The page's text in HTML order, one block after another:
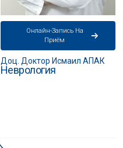
Онлайн-Запись На
Приём
Специалист Доктор Наиле
ЧАМ
Неврология